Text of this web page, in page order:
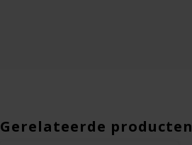
Gerelateerde producten